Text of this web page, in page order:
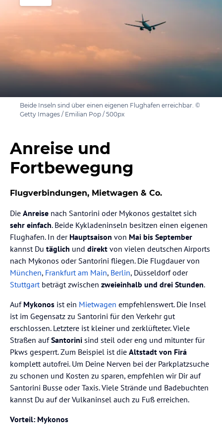
Beide Inseln sind über einen eigenen Flughafen erreichbar. ©
Getty Images / Emilian Pop / 500px
Anreise und
Fortbewegung
Flugverbindungen, Mietwagen & Co.
Die Anreise nach Santorini oder Mykonos gestaltet sich
sehr einfach. Beide Kykladeninseln besitzen einen eigenen
Flughafen. In der Hauptsaison von Mai bis September
kannst Du täglich und direkt von vielen deutschen Airports
nach Mykonos oder Santorini fliegen. Die Flugdauer von
München, Frankfurt am Main, Berlin, Düsseldorf oder
Stuttgart beträgt zwischen zweieinhalb und drei Stunden.
Auf Mykonos ist ein Mietwagen empfehlenswert. Die Insel
ist im Gegensatz zu Santorini für den Verkehr gut
erschlossen. Letztere ist kleiner und zerklüfteter. Viele
Straßen aufSantorini sind steil oder eng und mitunter für
Pkws gesperrt. Zum Beispiel ist die Altstadt von Firá
komplett autofrei. Um Deine Nerven bei der Parkplatzsuche
zu schonen und Kosten zu sparen, empfehlen wir Dir auf
Santorini Busse oder Taxis. Viele Strände und Badebuchten
kannst Du auf der Vulkaninsel auch zu Fuß erreichen.
Vorteil: Mykonos